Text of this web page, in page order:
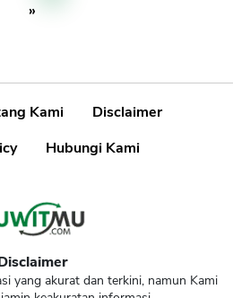
»
Kami
Disclaimer
Hubungi Kami
yang akurat dan terkini, namun Kami